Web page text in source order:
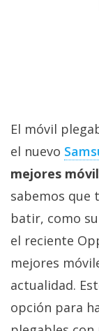
El móvil
el nuevo
mejores
sabemos que
batir, como
el reciente
mejores
actualidad.
opción para